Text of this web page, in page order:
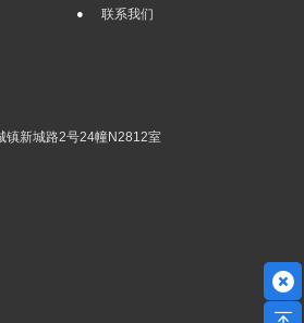
联系我们
镇新城路2号24幢N2812室